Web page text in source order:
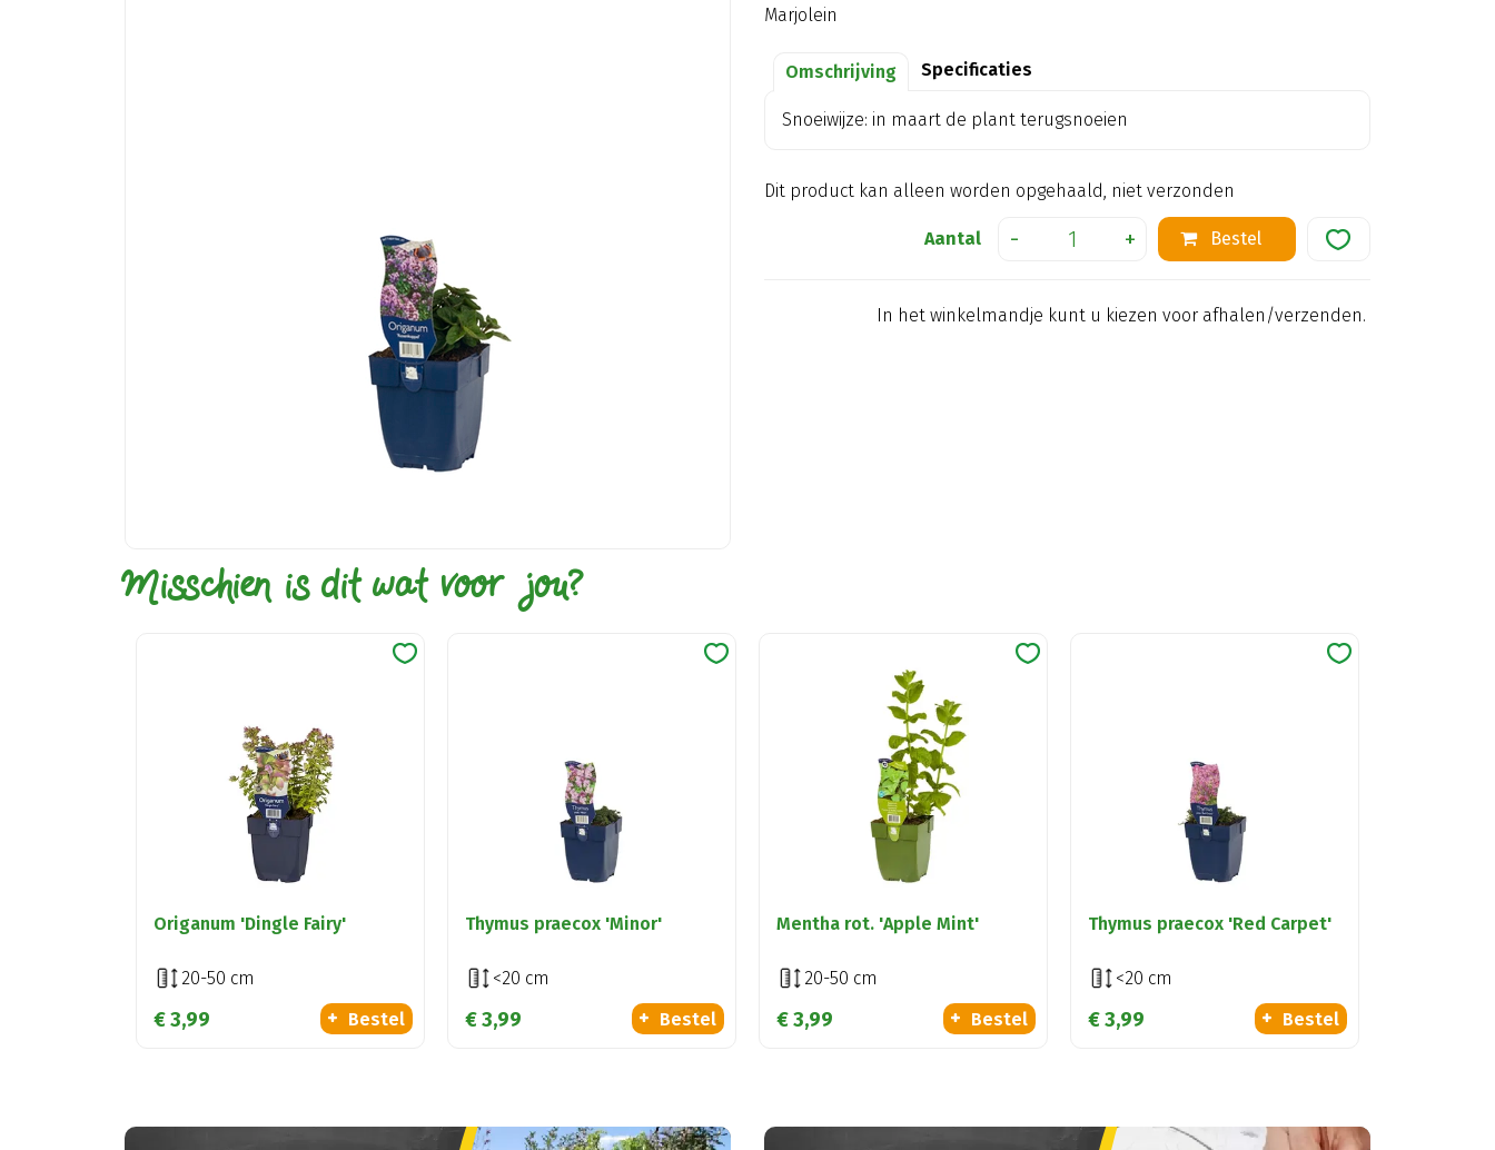
Marjolein
Omschrijving Specificaties
Snoeiwijze: in maart de plant terugsnoeien
Dit product kan alleen worden opgehaald, niet verzonden
Aantal
In het winkelmandje kunt u kiezen voor afhalen/verzenden.
Misschien is dit wat voor jou?
Origanum 'Dingle Fairy'
20-50 cm
€3,99 Bestel
Thymus praecox 'Minor'
<20 cm
€3,99 Bestel
Mentha rot. 'Apple Mint'
20-50 cm
€3,99 Bestel
Thymus praecox 'Red Carpet'
<20 cm
€3,99 Bestel